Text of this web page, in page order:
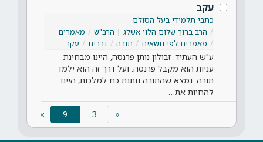
עקב
כתבי תלמידי בעל הסולם
הרב ברוך שלום הלוי אשלג | הרב"ש
מאמרים
מאמרים לפי נושאים
תורה דברים עקב
ע"ש העתיד. זבולון נותן פרנסה, היינו מבחינת
עניות הוא מקבל פרנסה. ועל דרך זה הוא ילמד
תורה. נמצא שהתורה נותנת כח למלכות, היינו
להחיות את…
«
9
(current)
»